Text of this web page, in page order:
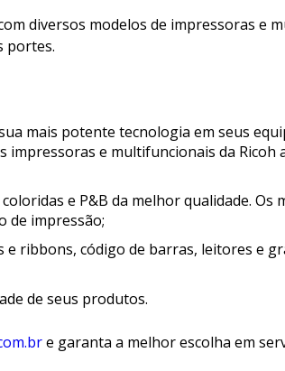
diversos modelos de impressoras e
portes.
mais potente tecnologia em seus
e multifuncionais da Ricoh
e P&B da melhor qualidade. Os
de impressão;
ribbons, código de barras, leitores e
de seus produtos.
e garanta a melhor escolha em